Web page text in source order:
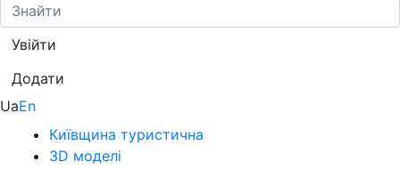
Увійти
Додати
UaEn
Київщина туристична
3D моделі